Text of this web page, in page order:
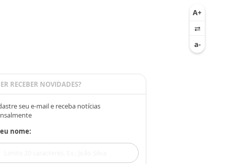
RECEBER NOVIDADES?
seu e-mail e receba notícias
nome: